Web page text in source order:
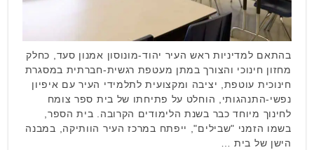
בהתאם למדיניות ראש העיר יהוד-מונוסון אמנון סעד, כחלק
מחזון חינוכי והצורך במתן מעטפת רגשית-חברתית במסגרת
חינוכית עוטפת, יציבה ומקצועית לתלמידי העיר עם איפיון
נפשי-התנהגותי, הוחלט על פתיחתו של בית ספר צומח
לחינוך מיוחד כבר בשנת הלימודים הקרובה. בית הספר,
בשמו הזמני "שבילים", ייפתח במרכז העיר הוותיקה, במבנה
הישן של בית …